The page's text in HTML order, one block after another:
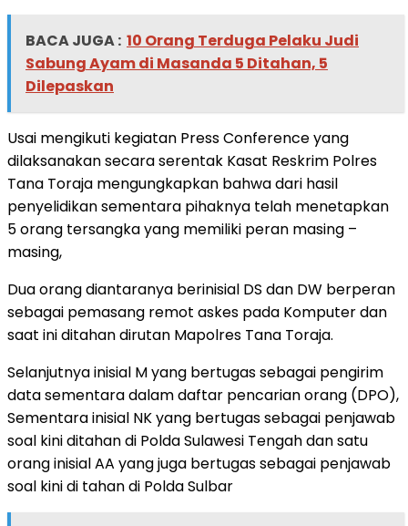
BACA JUGA : 10 Orang Terduga Pelaku Judi
Sabung Ayam di Masanda 5 Ditahan, 5
Dilepaskan
Usai mengikuti kegiatan Press Conference yang
dilaksanakan secara serentak Kasat Reskrim Polres
Tana Toraja mengungkapkan bahwa dari hasil
penyelidikan sementara pihaknya telah menetapkan
5 orang tersangka yang memiliki peran masing –
masing,
Dua orang diantaranya berinisial DS dan DW berperan
sebagai pemasang remot askes pada Komputer dan
saat ini ditahan dirutan Mapolres Tana Toraja.
Selanjutnya inisial M yang bertugas sebagai pengirim
data sementara dalam daftar pencarian orang (DPO),
Sementara inisial NK yang bertugas sebagai penjawab
soal kini ditahan di Polda Sulawesi Tengah dan satu
orang inisial AA yang juga bertugas sebagai penjawab
soal kini di tahan di Polda Sulbar